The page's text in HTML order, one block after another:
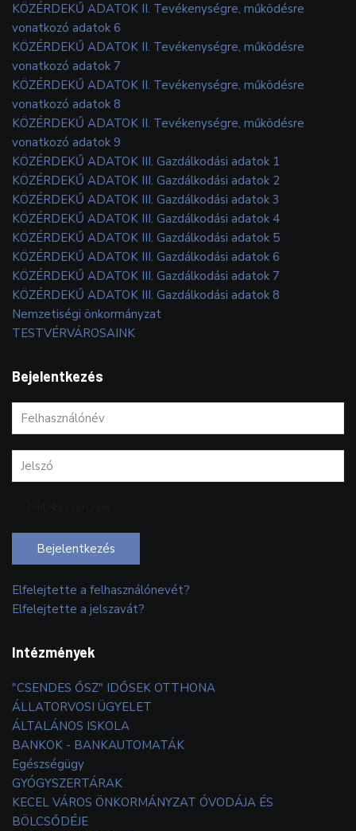
KÖZÉRDEKŰ ADATOK II. Tevékenységre, működésre
vonatkozó adatok 6
KÖZÉRDEKŰ ADATOK II. Tevékenységre, működésre
vonatkozó adatok 7
KÖZÉRDEKŰ ADATOK II. Tevékenységre, működésre
vonatkozó adatok 8
KÖZÉRDEKŰ ADATOK II. Tevékenységre, működésre
vonatkozó adatok 9
KÖZÉRDEKŰ ADATOK III. Gazdálkodási adatok 1
KÖZÉRDEKŰ ADATOK III. Gazdálkodási adatok 2
KÖZÉRDEKŰ ADATOK III. Gazdálkodási adatok 3
KÖZÉRDEKŰ ADATOK III. Gazdálkodási adatok 4
KÖZÉRDEKŰ ADATOK III. Gazdálkodási adatok 5
KÖZÉRDEKŰ ADATOK III. Gazdálkodási adatok 6
KÖZÉRDEKŰ ADATOK III. Gazdálkodási adatok 7
KÖZÉRDEKŰ ADATOK III. Gazdálkodási adatok 8
Nemzetiségi önkormányzat
TESTVÉRVÁROSAINK
Bejelentkezés
Bejelentkezés
Elfelejtette a felhasználónevét?
Elfelejtette a jelszavát?
Intézmények
"CSENDES ŐSZ" IDŐSEK OTTHONA
ÁLLATORVOSI ÜGYELET
ÁLTALÁNOS ISKOLA
BANKOK - BANKAUTOMATÁK
Egészségügy
GYÓGYSZERTÁRAK
KECEL VÁROS ÖNKORMÁNYZAT ÓVODÁJA ÉS
BÖLCSŐDÉJE